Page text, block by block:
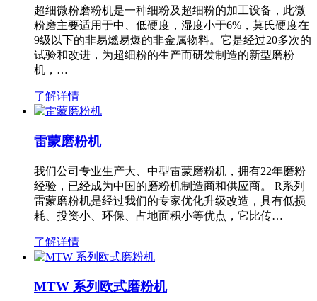
超细微粉磨粉机是一种细粉及超细粉的加工设备，此微
粉磨主要适用于中、低硬度，湿度小于6%，莫氏硬度在
9级以下的非易燃易爆的非金属物料。它是经过20多次的
试验和改进，为超细粉的生产而研发制造的新型磨粉
机，…
了解详情
雷蒙磨粉机
我们公司专业生产大、中型雷蒙磨粉机，拥有22年磨粉
经验，已经成为中国的磨粉机制造商和供应商。 R系列
雷蒙磨粉机是经过我们的专家优化升级改造，具有低损
耗、投资小、环保、占地面积小等优点，它比传…
了解详情
MTW 系列欧式磨粉机